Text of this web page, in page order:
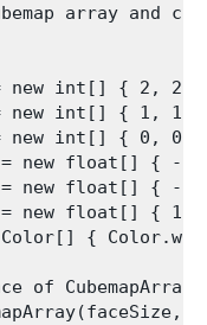
array and
new int[] { 2, 2,
new int[] { 1, 1,
new int[] { 0, 0,
new float[] { -
new float[] { -
new float[] {
{
of CubemapArray